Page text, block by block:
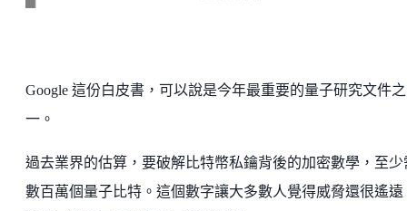
Google 這份白皮書，可以說是今年最重要的量子研究文件之
一。
過去業界的估算，要破解比特幣私鑰背後的加密數學，至少
數百萬個量子比特。這個數字讓大多數人覺得威脅還很遙遠